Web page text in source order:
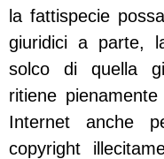
la fattispecie
giuridici a parte,
solco di quella
ritiene
Internet anche
copyright